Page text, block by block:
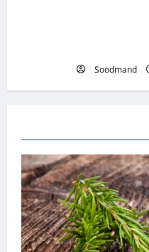
Soodmand